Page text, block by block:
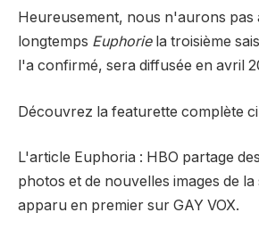
Heureusement, nous n'aurons pas
longtemps Euphoriela troisième
l'a confirmé, sera diffusée en avril
Découvrez la featurette complète
L'article Euphoria : HBO partage
photos et de nouvelles images de la
apparu en premier sur GAY VOX.